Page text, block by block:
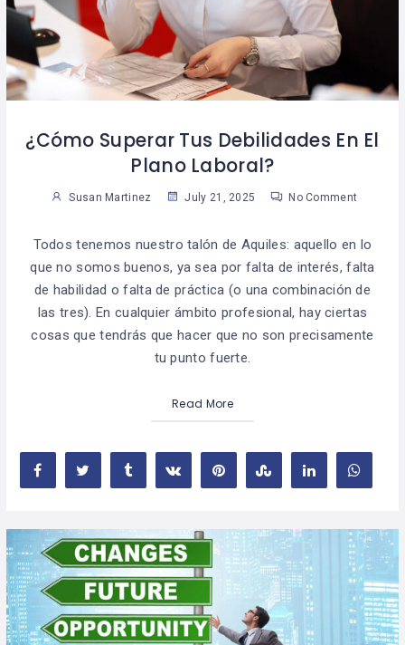
¿Cómo Superar Tus Debilidades En El
Plano Laboral?
Susan Martinez July 21, 2025 No Comment
Todos tenemos nuestro talón de Aquiles: aquello en lo
que no somos buenos, ya sea por falta de interés, falta
de habilidad o falta de práctica (o una combinación de
las tres). En cualquier ámbito profesional, hay ciertas
cosas que tendrás que hacer que no son precisamente
tu punto fuerte.
Read More